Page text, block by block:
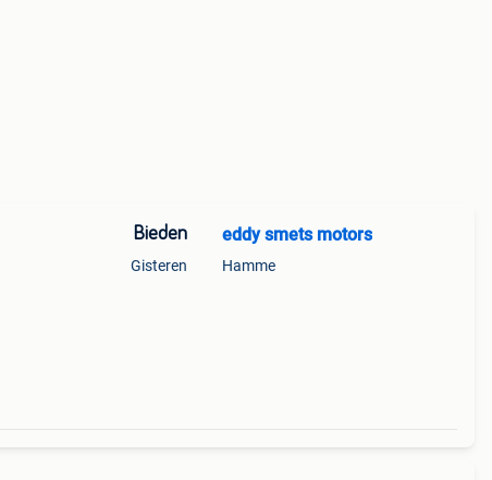
Bieden
Gisteren
eddy smets motors
Hamme